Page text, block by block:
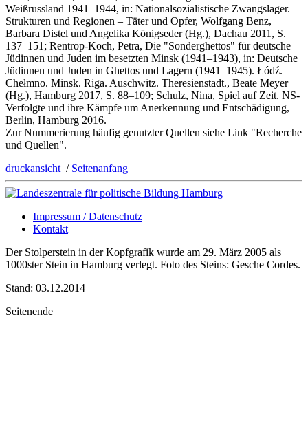
Weißrussland 1941–1944, in: Nationalsozialistische Zwangslager.
Strukturen und Regionen – Täter und Opfer, Wolfgang Benz,
Barbara Distel und Angelika Königseder (Hg.), Dachau 2011, S.
137–151; Rentrop-Koch, Petra, Die "Sonderghettos" für deutsche
Jüdinnen und Juden im besetzten Minsk (1941–1943), in: Deutsche
Jüdinnen und Juden in Ghettos und Lagern (1941–1945). Łódź.
Chełmno. Minsk. Riga. Auschwitz. Theresienstadt., Beate Meyer
(Hg.), Hamburg 2017, S. 88–109; Schulz, Nina, Spiel auf Zeit. NS-
Verfolgte und ihre Kämpfe um Anerkennung und Entschädigung,
Berlin, Hamburg 2016.
Zur Nummerierung häufig genutzter Quellen siehe Link "Recherche
und Quellen".
druckansicht / Seitenanfang
Impressum / Datenschutz
Kontakt
Der Stolperstein in der Kopfgrafik wurde am 29. März 2005 als
1000ster Stein in Hamburg verlegt. Foto des Steins: Gesche Cordes.
Stand: 03.12.2014
Seitenende